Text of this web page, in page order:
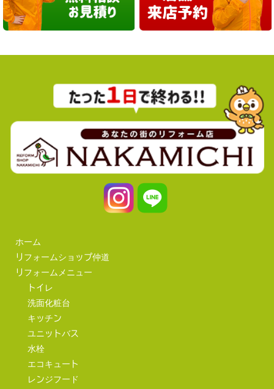
ホーム
リフォームショップ仲道
リフォームメニュー
トイレ
洗面化粧台
キッチン
ユニットバス
水栓
エコキュート
レンジフード